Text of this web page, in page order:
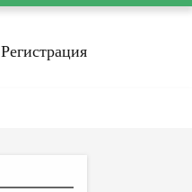
Регистрация